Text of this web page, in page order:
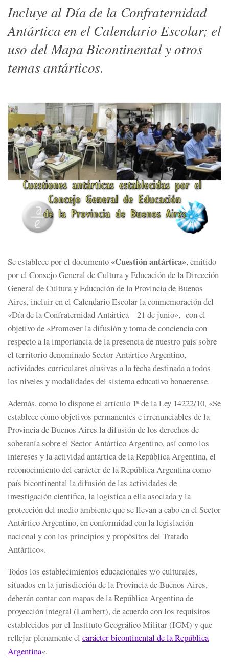
Incluye al Día de la Confraternidad
Antártica en el Calendario Escolar; el
uso del Mapa Bicontinental y otros
temas antárticos.
Se establece por el documento«Cuestión antártica», emitido
por el Consejo General de Cultura y Educación de la Dirección
General de Cultura y Educación de la Provincia de Buenos
Aires, incluir en el Calendario Escolar la conmemoración del
«Día de la Confraternidad Antártica – 21 de junio», con el
objetivo de «Promover la difusión y toma de conciencia con
respecto a la importancia de la presencia de nuestro país sobre
el territorio denominado Sector Antártico Argentino,
actividades curriculares alusivas a la fecha destinada a todos
los niveles y modalidades del sistema educativo bonaerense.
Además, como lo dispone el artículo 1º de la Ley 14222/10, «Se
establece como objetivos permanentes e irrenunciables de la
Provincia de Buenos Aires la difusión de los derechos de
soberanía sobre el Sector Antártico Argentino, así como los
intereses y la actividad antártica de la República Argentina, el
reconocimiento del carácter de la República Argentina como
país bicontinental la difusión de las actividades de
investigación científica, la logística a ella asociada y la
protección del medio ambiente que se llevan a cabo en el Sector
Antártico Argentino, en conformidad con la legislación
nacional y con los principios y propósitos del Tratado
Antártico».
Todos los establecimientos educacionales y/o culturales,
situados en la jurisdicción de la Provincia de Buenos Aires,
deberán contar con mapas de la República Argentina de
proyección integral (Lambert), de acuerdo con los requisitos
establecidos por el Instituto Geográfico Militar (IGM) y que
reflejar plenamente el carácter bicontinental de la República
Argentina«.